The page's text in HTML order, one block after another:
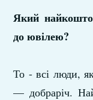
Який
до ювілею?
То - всі люди,
— добраріч.